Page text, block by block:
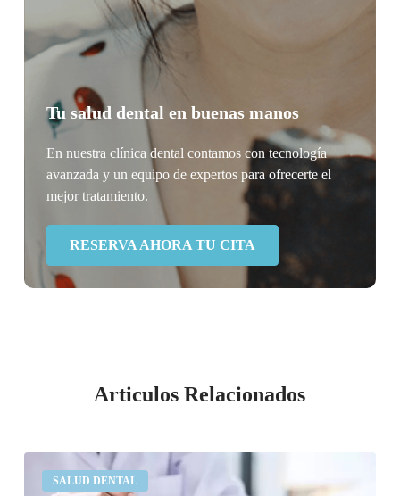
Tu salud dental en buenas manos
En nuestra clínica dental contamos con tecnología
avanzada y un equipo de expertos para ofrecerte el
mejor tratamiento.
RESERVA AHORA TU CITA
Articulos Relacionados
SALUD DENTAL